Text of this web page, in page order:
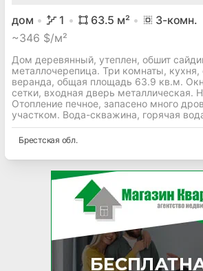
дом 1 63.5 м² 3-комн.
~346 $/м²
Дом деревянный, утеплен, обшит
металлочерепица. Три комнаты,
веранда, общая площадь 63.9 кв.м.
сетки, входная дверь металлическая.
Отопление печное, запасено много
участком. Вода-скважина, горячая
Брестская обл.